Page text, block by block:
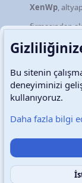
XenWp,
firmasından
Türkçe (TR)
Destek
Gizlilik
Bu sitenin
deneyiminizi
kullanıyoruz.
Daha fazla bilgi